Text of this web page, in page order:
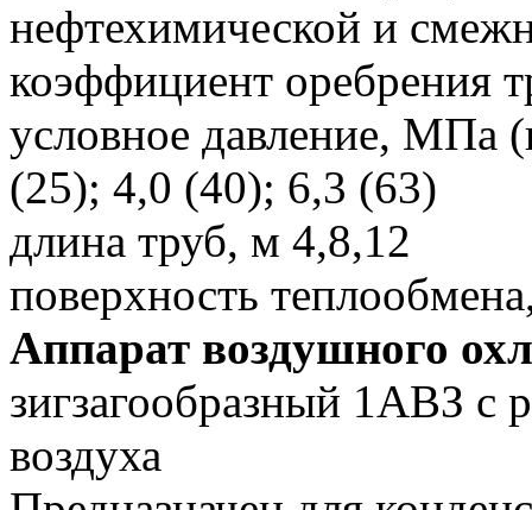
нефтехимической и
коэффициент оребрения
условное давление, МПа
(25); 4,0 (40); 6,3 (63)
длина труб, м 4,8,12
поверхность
Аппарат воздушного
зигзагообразный 1АВЗ с
воздуха